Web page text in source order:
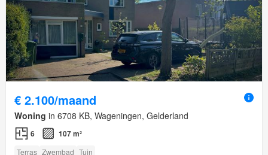
€ 2.100/maand
Woning in 6708 KB, Wageningen, Gelderland
6 107 m²
Terras Zwembad Tuin